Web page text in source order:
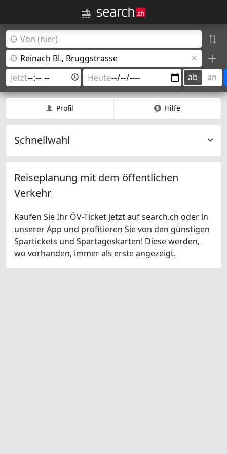
ab an
Profil Hilfe
Schnellwahl
Reiseplanung mit dem öffentlichen
Verkehr
Kaufen Sie Ihr ÖV-Ticket jetzt auf search.ch oder in
unserer App und profitieren Sie von den günstigen
Spartickets und Spartageskarten! Diese werden,
wo vorhanden, immer als erste angezeigt.